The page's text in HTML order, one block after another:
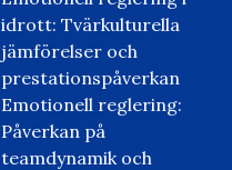
idrott: Tvärkulturella
jämförelser och
prestationspåverkan
Emotionell reglering:
Påverkan på
teamdynamik och